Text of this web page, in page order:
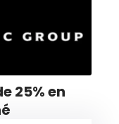
25% en